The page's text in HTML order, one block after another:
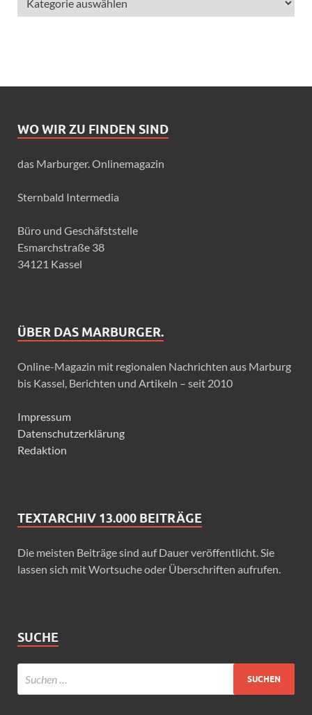
WO WIR ZU FINDEN SIND
das Marburger. Onlinemagazin
Sternbald Intermedia
Büro und Geschäfststelle
Esmarchstraße 38
34121 Kassel
ÜBER DAS MARBURGER.
Online-Magazin mit regionalen Nachrichten aus Marburg
bis Kassel, Berichten und Artikeln – seit 2010
Impressum
Datenschutzerklärung
Redaktion
TEXTARCHIV 13.000 BEITRÄGE
Die meisten Beiträge sind auf Dauer veröffentlicht. Sie
lassen sich mit Wortsuche oder Überschriften aufrufen.
SUCHE